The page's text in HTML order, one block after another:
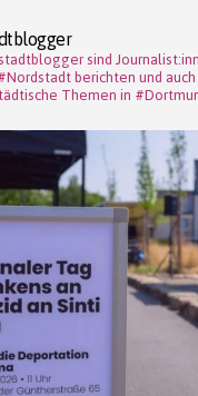
sind
berichten und
Themen in